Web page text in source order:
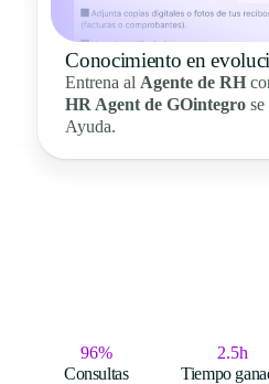
Conocimiento en
Entrena al Agente de RH
HR Agent de GOintegro
Ayuda.
96%
Consultas
2.5h
Tiempo